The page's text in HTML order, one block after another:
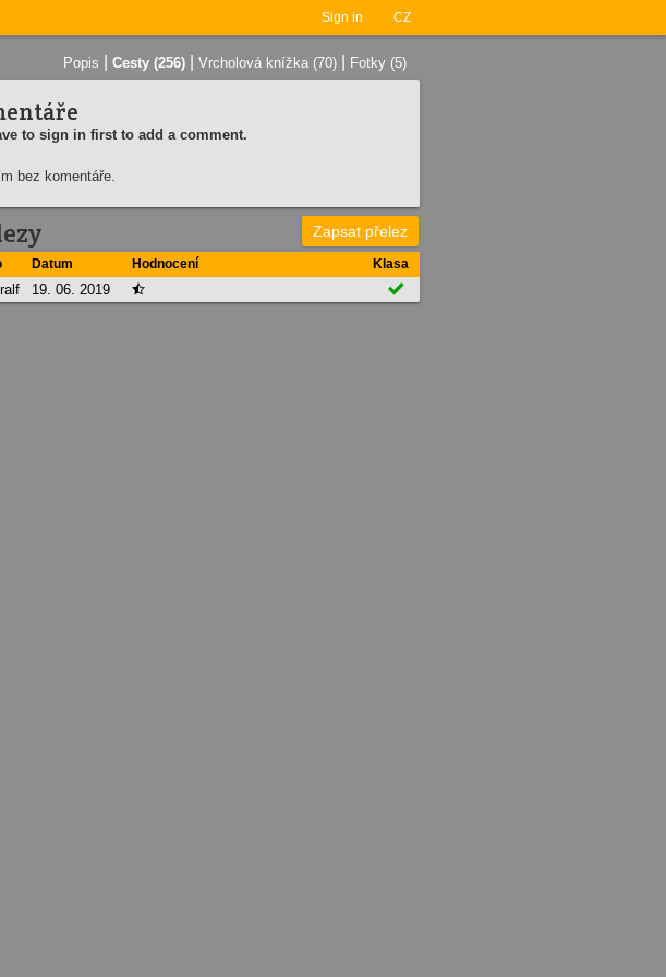
Sign in CZ
Popis Cesty (256) Vrcholová knížka (70) Fotky (5)
to sign in first to add a comment.
bez komentáře.
Zapsat přelez
Datum Hodnocení Klasa
19. 06. 2019  